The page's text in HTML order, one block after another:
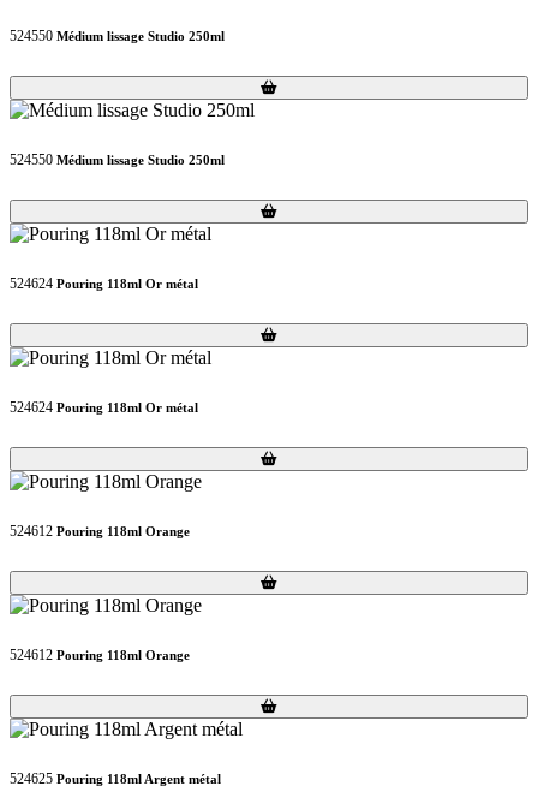
524550 Médium lissage Studio 250ml
Loading...
Loading...
524550 Médium lissage Studio 250ml
Loading...
Loading...
524624 Pouring 118ml Or métal
Loading...
Loading...
524624 Pouring 118ml Or métal
Loading...
Loading...
524612 Pouring 118ml Orange
Loading...
Loading...
524612 Pouring 118ml Orange
Loading...
Loading...
524625 Pouring 118ml Argent métal